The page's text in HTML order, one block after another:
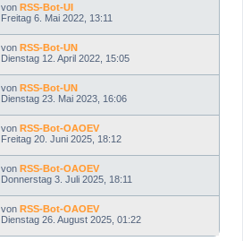
von RSS-Bot-UI
Freitag 6. Mai 2022, 13:11
von RSS-Bot-UN
Dienstag 12. April 2022, 15:05
von RSS-Bot-UN
Dienstag 23. Mai 2023, 16:06
von RSS-Bot-OAOEV
Freitag 20. Juni 2025, 18:12
von RSS-Bot-OAOEV
Donnerstag 3. Juli 2025, 18:11
von RSS-Bot-OAOEV
Dienstag 26. August 2025, 01:22